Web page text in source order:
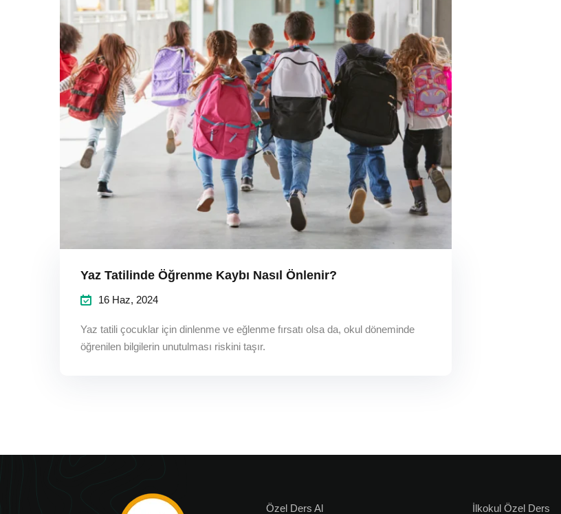
Yaz Tatilinde Öğrenme Kaybı Nasıl Önlenir?
16 Haz, 2024
Yaz tatili çocuklar için dinlenme ve eğlenme fırsatı olsa da, okul döneminde
öğrenilen bilgilerin unutulması riskini taşır.
Özel Ders Al İlkokul Özel Ders